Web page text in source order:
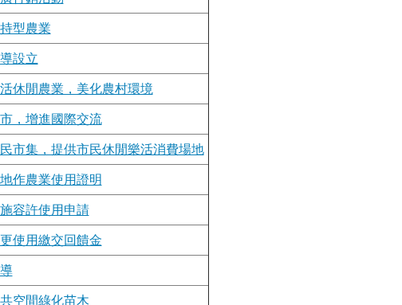
型農業
設立
休閒農業，美化農村環境
，增進國際交流
市集，提供市民休閒樂活消費場地
作農業使用證明
容許使用申請
使用繳交回饋金
空間綠化苗木